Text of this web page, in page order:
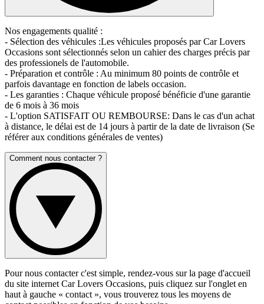
Nos engagements qualité :
- Sélection des véhicules :Les véhicules proposés par Car Lovers
Occasions sont sélectionnés selon un cahier des charges précis par
des professionels de l'automobile.
- Préparation et contrôle : Au minimum 80 points de contrôle et
parfois davantage en fonction de labels occasion.
- Les garanties : Chaque véhicule proposé bénéficie d'une garantie
de 6 mois à 36 mois
- L'option SATISFAIT OU REMBOURSE: Dans le cas d'un achat
à distance, le délai est de 14 jours à partir de la date de livraison (Se
référer aux conditions générales de ventes)
Comment nous contacter ?
Pour nous contacter c'est simple, rendez-vous sur la page d'accueil
du site internet Car Lovers Occasions, puis cliquez sur l'onglet en
haut à gauche « contact », vous trouverez tous les moyens de